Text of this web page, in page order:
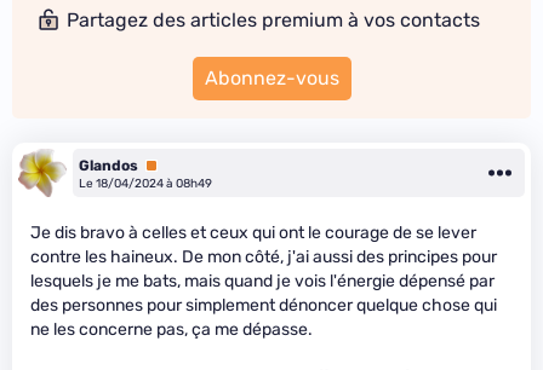
Partagez des articles premium à vos contacts
Abonnez-vous
Glandos Premium
Le 18/04/2024 à 08h49
Je dis bravo à celles et ceux qui ont le courage de se lever
contre les haineux. De mon côté, j'ai aussi des principes pour
lesquels je me bats, mais quand je vois l'énergie dépensé par
des personnes pour simplement dénoncer quelque chose qui
ne les concerne pas, ça me dépasse.